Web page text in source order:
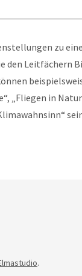
zu
den Leitfächern
„Fliegen in
.